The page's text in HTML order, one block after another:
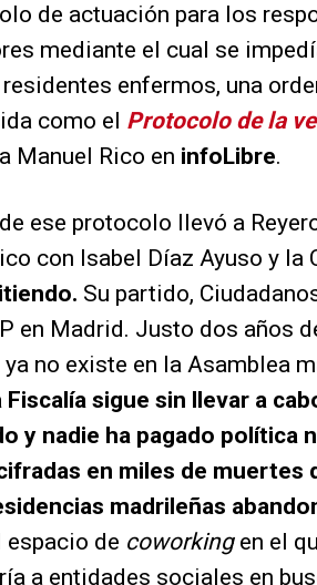
de actuación para los
mediante el cual se
enfermos, una
como el Protocolo de la
Manuel Rico en infoLibre.
ese protocolo llevó a
con Isabel Díaz Ayuso y la
Su partido,
en Madrid. Justo dos años
no existe en la Asamblea
Fiscalía sigue sin llevar a
y nadie ha pagado política
en miles de muertes
madrileñas
espacio de coworkingen el
a entidades sociales en